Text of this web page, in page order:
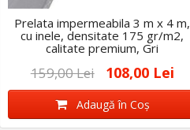
Prelata impermeabila 3 m x 4 m,
cu inele, densitate 175 gr/m2,
calitate premium, Gri
159,00 Lei 108,00 Lei
Adaugă în Coş